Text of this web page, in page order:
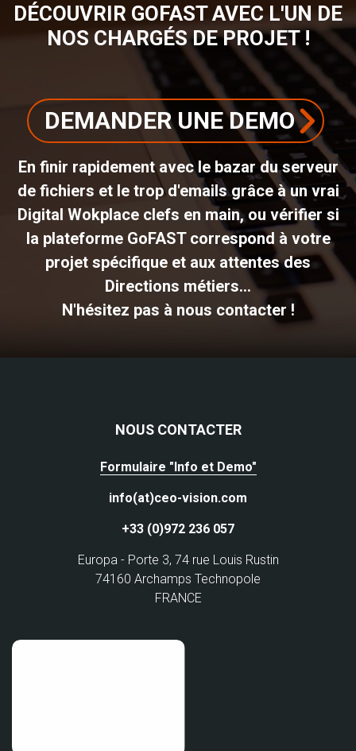
DÉCOUVRIR GOFAST AVEC L'UN DE
NOS CHARGÉS DE PROJET !
DEMANDER UNE DEMO
En finir rapidement avec le bazar du serveur
de fichiers et le trop d'emails grâce à un vrai
Digital Wokplace clefs en main, ou vérifier si
la plateforme GoFAST correspond à votre
projet spécifique et aux attentes des
Directions métiers...
N'hésitez pas à nous contacter !
NOUS CONTACTER
Formulaire "Info et Demo"
info(at)ceo-vision.com
+33 (0)972 236 057
Europa - Porte 3, 74 rue Louis Rustin
74160 Archamps Technopole
FRANCE